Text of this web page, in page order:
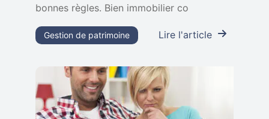
bonnes règles. Bien immobilier co
Lire l'article
Gestion de patrimoine